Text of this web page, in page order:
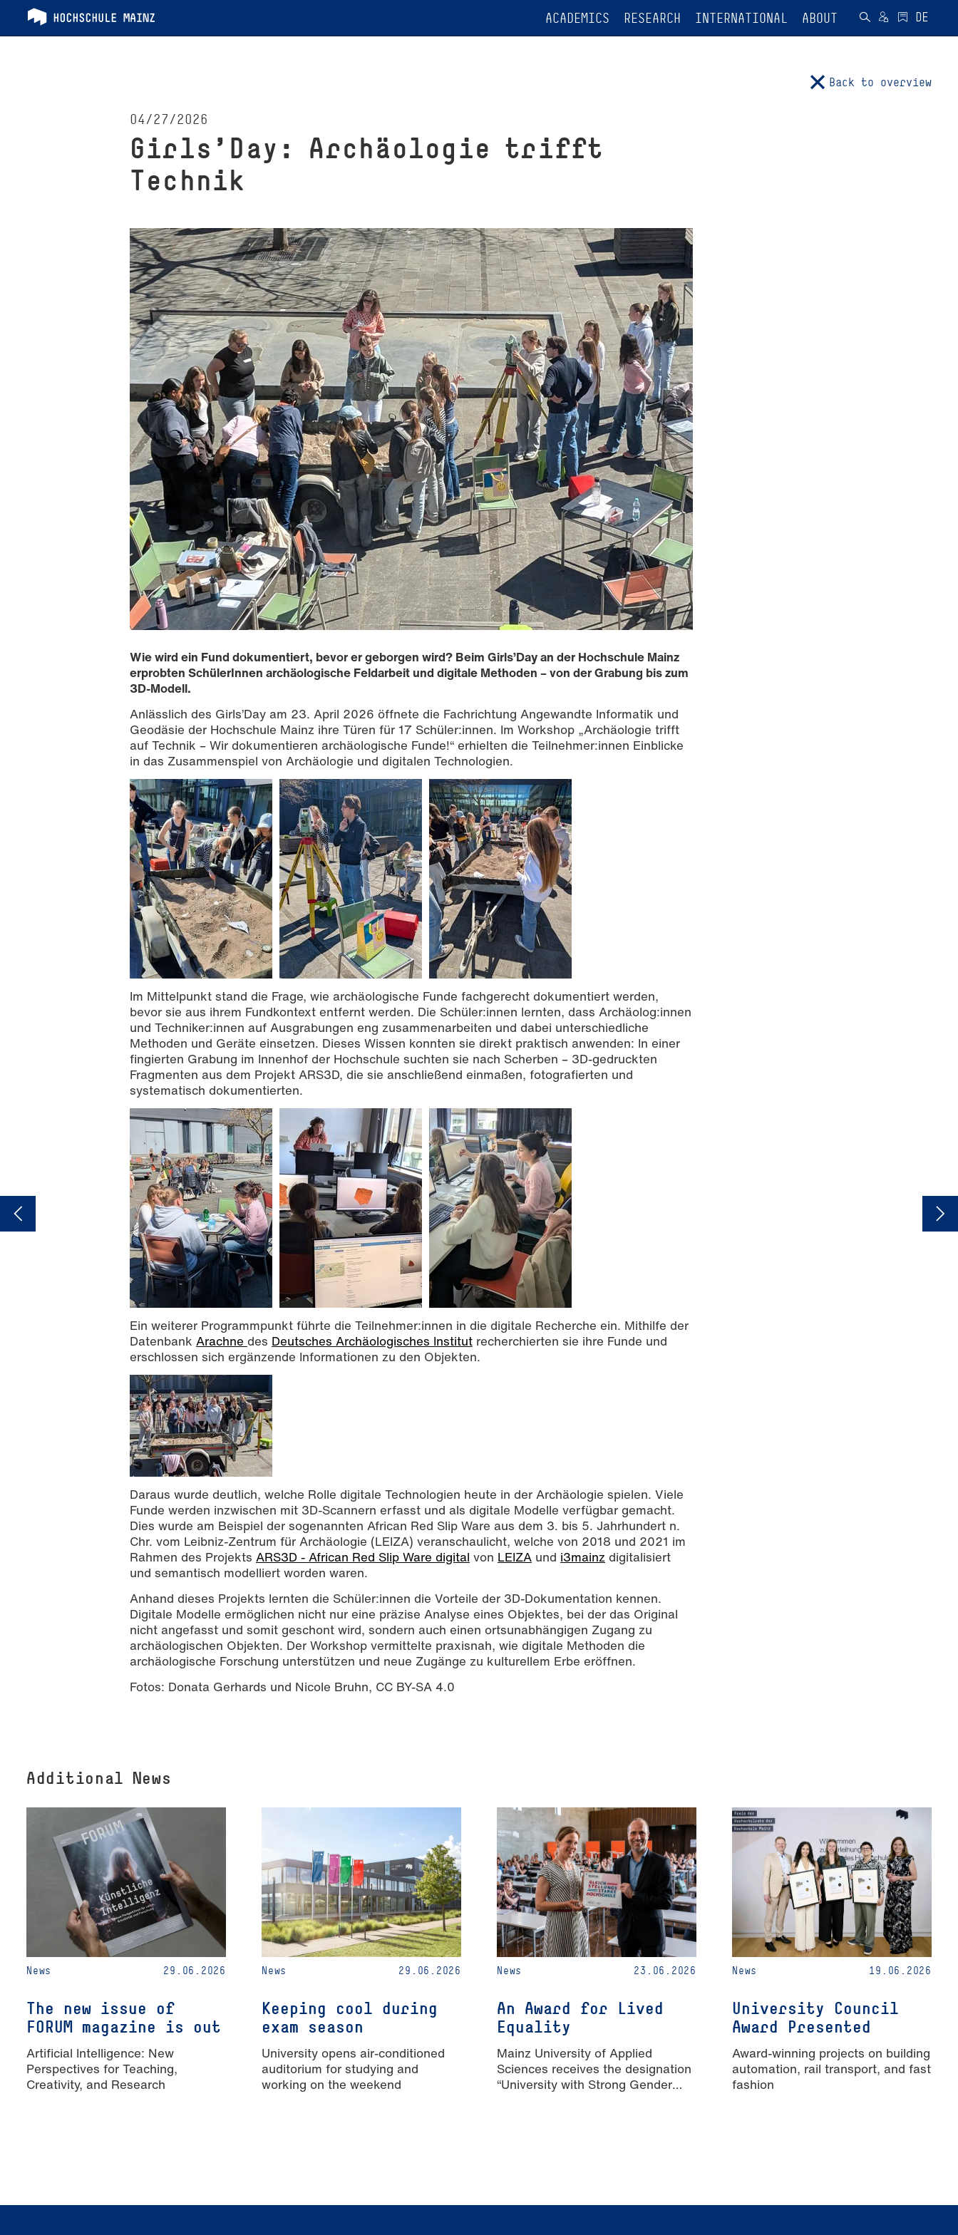
ACADEMICS RESEARCH INTERNATIONAL ABOUT
Back to overview
04/27/2026
Girls'Day: Archäologie trifft
Technik
Eindrücke Vom GirlsDay 2026 an der Fachrichtung AIGeo, Foto: Robert Zwick, CC BY-SA 4.0
Wie wird ein Fund dokumentiert, bevor er geborgen wird? Beim Girls’Day an der Hochschule Mainz
erprobten SchülerInnen archäologische Feldarbeit und digitale Methoden – von der Grabung bis zum
3D-Modell.
Anlässlich des Girls’Day am 23. April 2026 öffnete die Fachrichtung Angewandte Informatik und
Geodäsie der Hochschule Mainz ihre Türen für 17 Schüler:innen. Im Workshop „Archäologie trifft
auf Technik – Wir dokumentieren archäologische Funde!“ erhielten die Teilnehmer:innen Einblicke
in das Zusammenspiel von Archäologie und digitalen Technologien.
Im Mittelpunkt stand die Frage, wie archäologische Funde fachgerecht dokumentiert werden,
bevor sie aus ihrem Fundkontext entfernt werden. Die Schüler:innen lernten, dass Archäolog:innen
und Techniker:innen auf Ausgrabungen eng zusammenarbeiten und dabei unterschiedliche
Methoden und Geräte einsetzen. Dieses Wissen konnten sie direkt praktisch anwenden: In einer
fingierten Grabung im Innenhof der Hochschule suchten sie nach Scherben – 3D-gedruckten
Fragmenten aus dem Projekt ARS3D, die sie anschließend einmaßen, fotografierten und
systematisch dokumentierten.
Ein weiterer Programmpunkt führte die Teilnehmer:innen in die digitale Recherche ein. Mithilfe der
Datenbank Arachne des Deutsches Archäologisches Institut recherchierten sie ihre Funde und
erschlossen sich ergänzende Informationen zu den Objekten.
Daraus wurde deutlich, welche Rolle digitale Technologien heute in der Archäologie spielen. Viele
Funde werden inzwischen mit 3D-Scannern erfasst und als digitale Modelle verfügbar gemacht.
Dies wurde am Beispiel der sogenannten African Red Slip Ware aus dem 3. bis 5. Jahrhundert n.
Chr. vom Leibniz-Zentrum für Archäologie (LEIZA) veranschaulicht, welche von 2018 und 2021 im
Rahmen des Projekts ARS3D - African Red Slip Ware digital von LEIZA und i3mainz digitalisiert
und semantisch modelliert worden waren.
Anhand dieses Projekts lernten die Schüler:innen die Vorteile der 3D-Dokumentation kennen.
Digitale Modelle ermöglichen nicht nur eine präzise Analyse eines Objektes, bei der das Original
nicht angefasst und somit geschont wird, sondern auch einen ortsunabhängigen Zugang zu
archäologischen Objekten. Der Workshop vermittelte praxisnah, wie digitale Methoden die
archäologische Forschung unterstützen und neue Zugänge zu kulturellem Erbe eröffnen.
Fotos: Donata Gerhards und Nicole Bruhn, CC BY-SA 4.0
Additional News
News 29.06.2026
The new issue of
FORUM magazine is out
Artificial Intelligence: New
Perspectives for Teaching,
Creativity, and Research
News 29.06.2026
Keeping cool during
exam season
University opens air-conditioned
auditorium for studying and
working on the weekend
News 23.06.2026
An Award for Lived
Equality
Mainz University of Applied
Sciences receives the designation
“University with Strong Gender
News 19.06.2026
University Council
Award Presented
Award-winning projects on building
automation, rail transport, and fast
fashion